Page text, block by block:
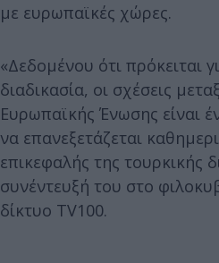
με ευρωπαϊκές χώρες.
«Δεδομένου ότι πρόκειται
διαδικασία, οι σχέσεις
Ευρωπαϊκής Ένωσης είναι
να επανεξετάζεται
επικεφαλής της τουρκικής
συνέντευξή του στο
δίκτυο TV100.